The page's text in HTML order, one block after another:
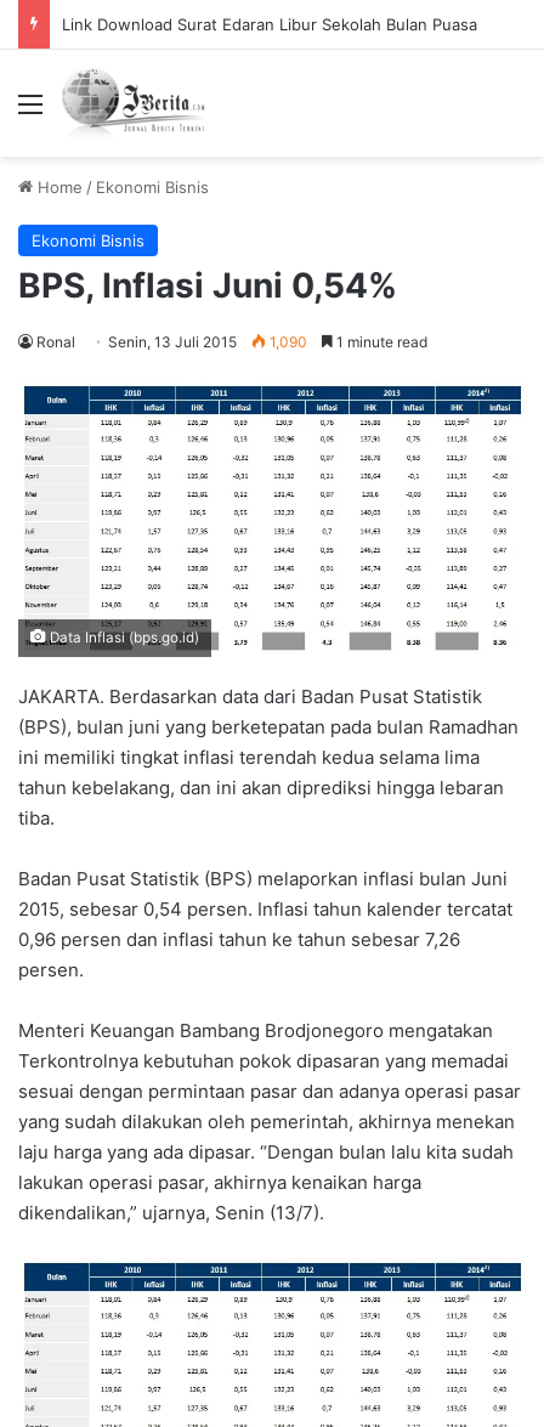
Menu
Home / Ekonomi Bisnis
Ekonomi Bisnis
BPS, Inflasi Juni 0,54%
Ronal Senin, 13 Juli 2015 1,090 1 minute read
Data Inflasi (bps.go.id)
JAKARTA. Berdasarkan data dari Badan Pusat Statistik
(BPS), bulan juni yang berketepatan pada bulan Ramadhan
ini memiliki tingkat inflasi terendah kedua selama lima
tahun kebelakang, dan ini akan diprediksi hingga lebaran
tiba.
Badan Pusat Statistik (BPS) melaporkan inflasi bulan Juni
2015, sebesar 0,54 persen. Inflasi tahun kalender tercatat
0,96 persen dan inflasi tahun ke tahun sebesar 7,26
persen.
Menteri Keuangan Bambang Brodjonegoro mengatakan
Terkontrolnya kebutuhan pokok dipasaran yang memadai
sesuai dengan permintaan pasar dan adanya operasi pasar
yang sudah dilakukan oleh pemerintah, akhirnya menekan
laju harga yang ada dipasar. “Dengan bulan lalu kita sudah
lakukan operasi pasar, akhirnya kenaikan harga
dikendalikan,” ujarnya, Senin (13/7).